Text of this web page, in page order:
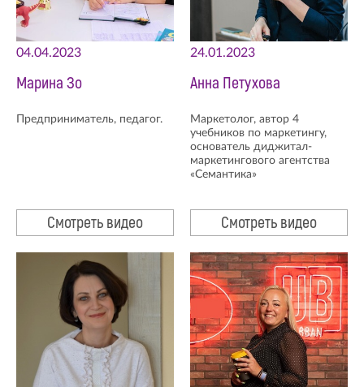
04.04.2023
Марина Зо
Предприниматель, педагог.
Смотреть видео
24.01.2023
Анна Петухова
Маркетолог, автор 4
учебников по маркетингу,
основатель диджитал-
маркетингового агентства
«Семантика»
Смотреть видео